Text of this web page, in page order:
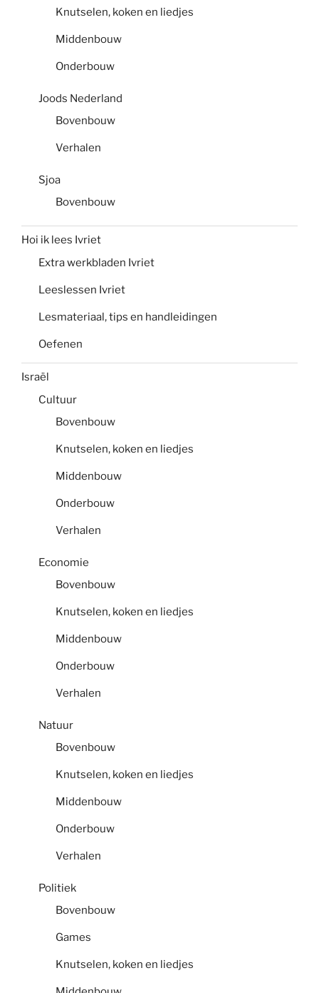
Knutselen, koken en liedjes
Middenbouw
Onderbouw
Joods Nederland
Bovenbouw
Verhalen
Sjoa
Bovenbouw
Hoi ik lees Ivriet
Extra werkbladen Ivriet
Leeslessen Ivriet
Lesmateriaal, tips en handleidingen
Oefenen
Israël
Cultuur
Bovenbouw
Knutselen, koken en liedjes
Middenbouw
Onderbouw
Verhalen
Economie
Bovenbouw
Knutselen, koken en liedjes
Middenbouw
Onderbouw
Verhalen
Natuur
Bovenbouw
Knutselen, koken en liedjes
Middenbouw
Onderbouw
Verhalen
Politiek
Bovenbouw
Games
Knutselen, koken en liedjes